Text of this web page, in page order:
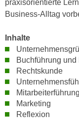
praxisorientierte
Business-Alltag
Inhalte
Buchführung und
Rechtskunde
Mitarbeiterführung
Marketing
Reflexion
d
n
w
i
r
z
i
e
l
n
E
-
A
u
n
t